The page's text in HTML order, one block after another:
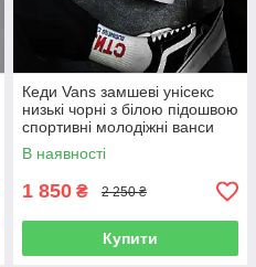
Кеди Vans замшеві унісекс
низькі чорні з білою підошвою
спортивні молодіжні ванси
В наявності
1 850 ₴ 2 250 ₴
Купити